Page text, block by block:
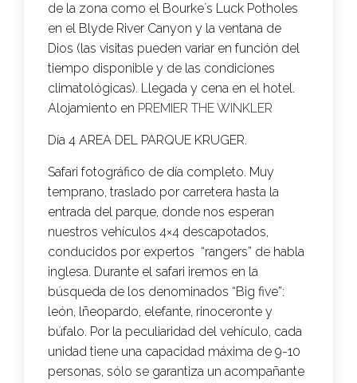
de la zona como el Bourke´s Luck Potholes
en el Blyde River Canyon y la ventana de
Dios (las visitas pueden variar en función del
tiempo disponible y de las condiciones
climatológicas). Llegada y cena en el hotel.
Alojamiento en PREMIER THE WINKLER
Día 4 AREA DEL PARQUE KRUGER.
Safari fotográfico de día completo. Muy
temprano, traslado por carretera hasta la
entrada del parque, donde nos esperan
nuestros vehículos 4×4 descapotados,
conducidos por expertos “rangers” de habla
inglesa. Durante el safari iremos en la
búsqueda de los denominados “Big five”:
león, lñeopardo, elefante, rinoceronte y
búfalo. Por la peculiaridad del vehículo, cada
unidad tiene una capacidad máxima de 9-10
personas, sólo se garantiza un acompañante